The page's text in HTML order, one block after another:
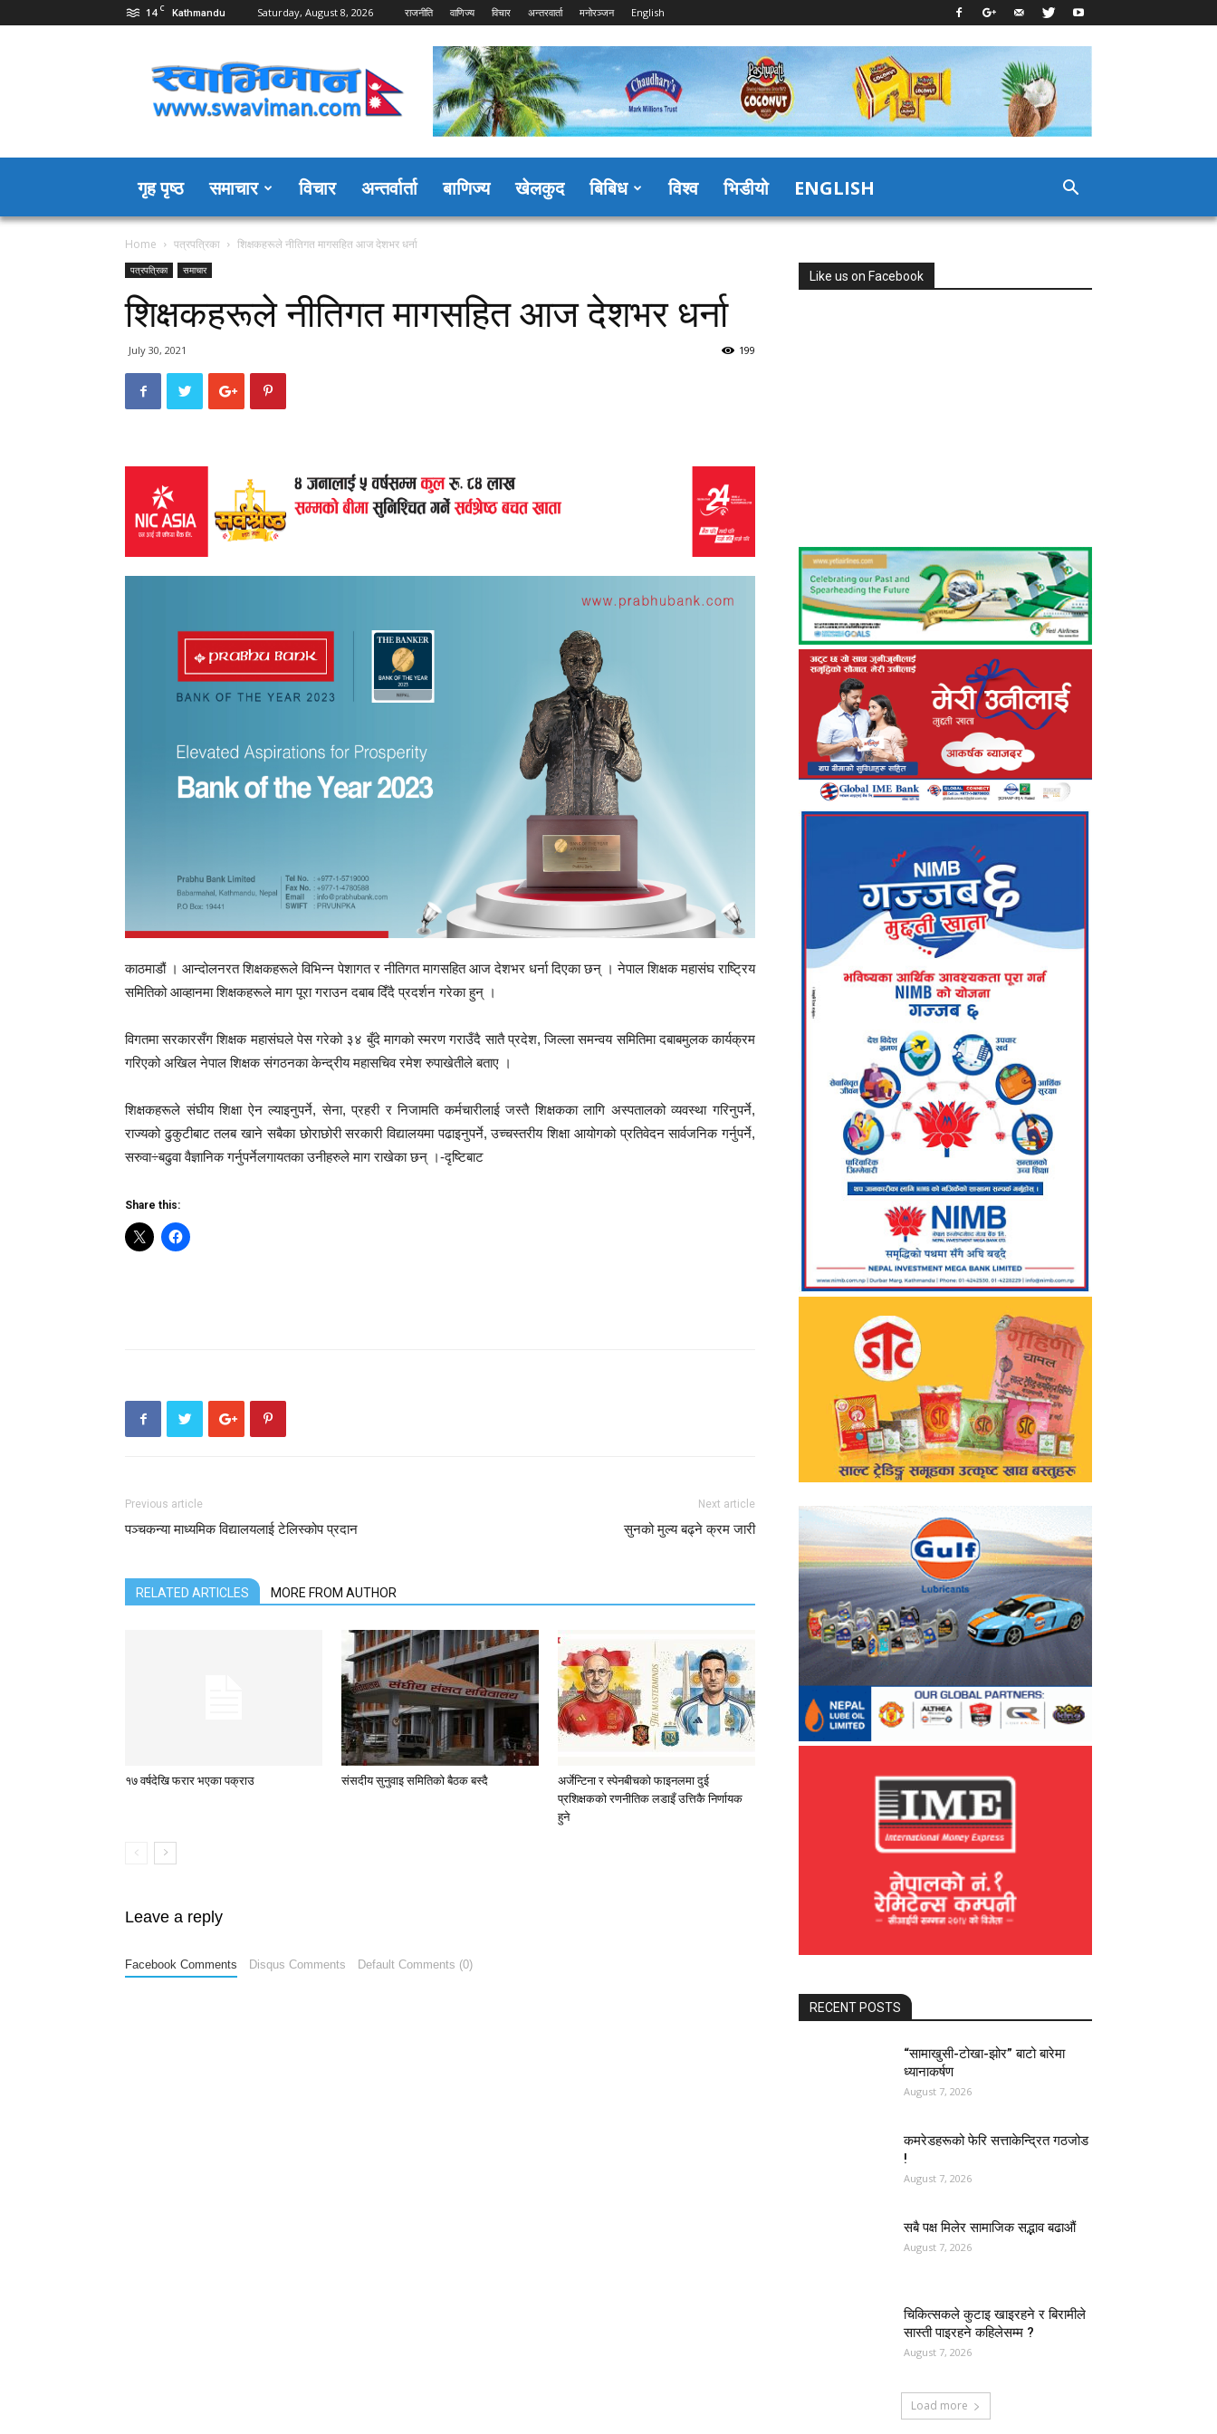
14 C Kathmandu Saturday, August 8, 2026 राजनीति वाणिज्य विचार अन्तरवार्ता मनोरञ्जन English
Swaviman
Nepal
गृह पृष्ठ समाचार विचार अन्तर्वार्ता बाणिज्य खेलकुद बिबिध विश्व भिडीयो ENGLISH
Home पत्रपत्रिका शिक्षकहरूले नीतिगत मागसहित आज देशभर धर्ना
पत्रपत्रिका समाचार
शिक्षकहरूले नीतिगत मागसहित आज देशभर धर्ना
July 30, 2021 199
काठमाडौं । आन्दोलनरत शिक्षकहरूले विभिन्न पेशागत र नीतिगत मागसहित आज देशभर धर्ना दिएका छन् । नेपाल शिक्षक महासंघ राष्ट्रिय
समितिको आव्हानमा शिक्षकहरूले माग पूरा गराउन दबाब दिँदै प्रदर्शन गरेका हुन् ।
विगतमा सरकारसँग शिक्षक महासंघले पेस गरेको ३४ बुँदे मागको स्मरण गराउँदै सातै प्रदेश, जिल्ला समन्वय समितिमा दबाबमुलक कार्यक्रम
गरिएको अखिल नेपाल शिक्षक संगठनका केन्द्रीय महासचिव रमेश रुपाखेतीले बताए ।
शिक्षकहरूले संघीय शिक्षा ऐन ल्याइनुपर्ने, सेना, प्रहरी र निजामति कर्मचारीलाई जस्तै शिक्षकका लागि अस्पतालको व्यवस्था गरिनुपर्ने,
राज्यको ढुकुटीबाट तलब खाने सबैका छोराछोरी सरकारी विद्यालयमा पढाइनुपर्ने, उच्चस्तरीय शिक्षा आयोगको प्रतिवेदन सार्वजनिक गर्नुपर्ने,
सरुवा÷बढुवा वैज्ञानिक गर्नुपर्नेलगायतका उनीहरुले माग राखेका छन् ।-दृष्टिबाट
Share this:
Previous article
पञ्चकन्या माध्यमिक विद्यालयलाई टेलिस्कोप प्रदान
Next article
सुनको मुल्य बढ्ने क्रम जारी
RELATED ARTICLES MORE FROM AUTHOR
१७ वर्षदेखि फरार भएका पक्राउ संसदीय सुनुवाइ समितिको बैठक बस्दै
अर्जेन्टिना र स्पेनबीचको फाइनलमा दुई
प्रशिक्षकको रणनीतिक लडाइँ उत्तिकै निर्णायक
हुने
Leave a reply
Facebook Comments Disqus Comments Default Comments (0)
Like us on Facebook
RECENT POSTS
“सामाखुसी-टोखा-झोर” बाटो बारेमा
ध्यानाकर्षण
August 7, 2026
कमरेडहरूको फेरि सत्ताकेन्द्रित गठजोड
!
August 7, 2026
सबै पक्ष मिलेर सामाजिक सद्भाव बढाऔं
August 7, 2026
चिकित्सकले कुटाइ खाइरहने र बिरामीले
सास्ती पाइरहने कहिलेसम्म ?
August 7, 2026
Load more